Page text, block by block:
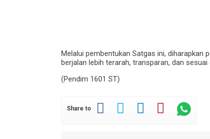
Melalui pembentukan Satgas ini, diharapkan
berjalan lebih terarah, transparan, dan
(Pendim 1601 ST)
Share to